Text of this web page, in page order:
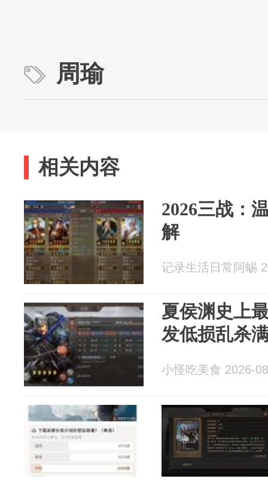
周瑜
相关内容
2026三战：
解
记录生活日常阿蜴
夏侯渊史上
发低损乱杀
小怪吃美食 2026-